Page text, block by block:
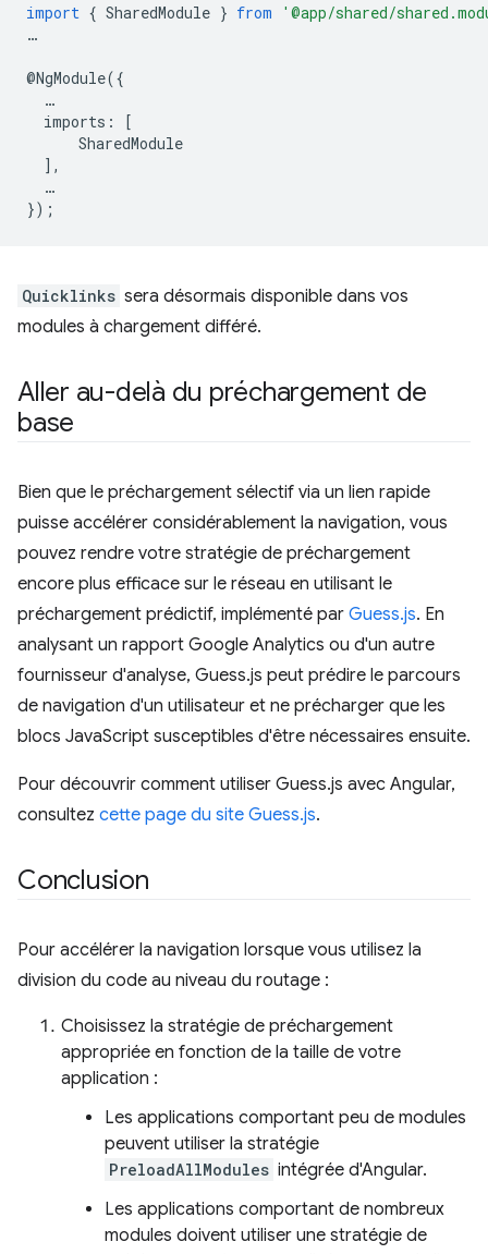
import { SharedModule } from
'@app/shared/
…
@NgModule({
…
imports :
[
SharedModule
],
…
});
Quicklinks sera désormais disponible dans vos
modules à chargement différé.
Aller au-delà du préchargement de
base
Bien que le préchargement sélectif via un lien rapide
puisse accélérer considérablement la navigation, vous
pouvez rendre votre stratégie de préchargement
encore plus efficace sur le réseau en utilisant le
préchargement prédictif, implémenté par Guess.js. En
analysant un rapport Google Analytics ou d'un autre
fournisseur d'analyse, Guess.js peut prédire le parcours
de navigation d'un utilisateur et ne précharger que les
blocs JavaScript susceptibles d'être nécessaires ensuite.
Pour découvrir comment utiliser Guess.js avec Angular,
consultez cette page du site Guess.js.
Conclusion
Pour accélérer la navigation lorsque vous utilisez la
division du code au niveau du routage :
Choisissez la stratégie de préchargement
appropriée en fonction de la taille de votre
application :
Les applications comportant peu de modules
peuvent utiliser la stratégie
PreloadAllModules intégrée d'Angular.
Les applications comportant de nombreux
modules doivent utiliser une stratégie de